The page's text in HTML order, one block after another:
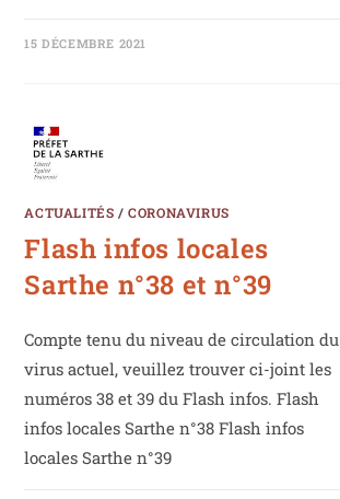
15 DÉCEMBRE 2021
ACTUALITÉS /CORONAVIRUS
Flash infos locales
Sarthe n°38 et n°39
Compte tenu du niveau de circulation du
virus actuel, veuillez trouver ci-joint les
numéros 38 et 39 du Flash infos. Flash
infos locales Sarthe n°38 Flash infos
locales Sarthe n°39